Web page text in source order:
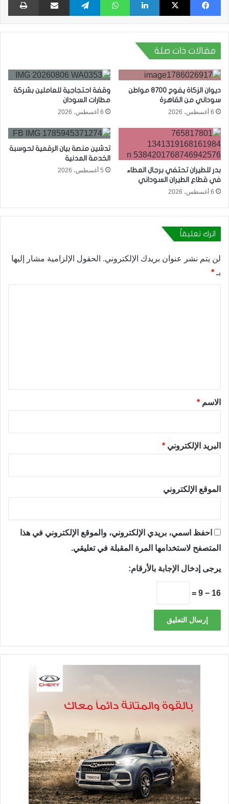
مقالات ذات صلة
ديوان الزكاة يفوج 8700 مواطن
سوداني من القاهرة
6 أغسطس، 2026
وقفة احتجاجية للعاملين بشركة
مطارات السودان
6 أغسطس، 2026
بدر للطيران تحتفي برجال العطاء
في قطاع الطيران السوداني
6 أغسطس، 2026
تدشين منصة بيان الرقمية لحوسبة
الخدمة المدنية
5 أغسطس، 2026
اترك تعليقاً
لن يتم نشر عنوان بريدك الإلكتروني. الحقول الإلزامية مشار إليها
بـ *
*الاسم *
البريد الإلكتروني *
الموقع الإلكتروني
احفظ اسمي، بريدي الإلكتروني، والموقع الإلكتروني في هذا
المتصفح لاستخدامها المرة المقبلة في تعليقي.
يرجى إدخال الإجابة بالأرقام:
16 − 9 =